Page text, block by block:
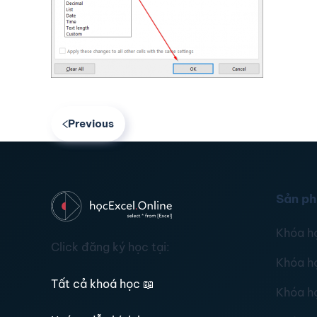
Previous
Click đăng ký học tại:
Tất cả khoá học 📖
Sản
Khóa
Khóa
Khóa